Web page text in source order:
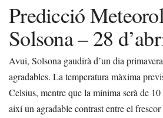
Predicció
Solsona – 28
Avui, Solsona gaudirà d’un dia
agradables. La temperatura màxima
Celsius, mentre que la mínima serà de
així un agradable contrast entre el